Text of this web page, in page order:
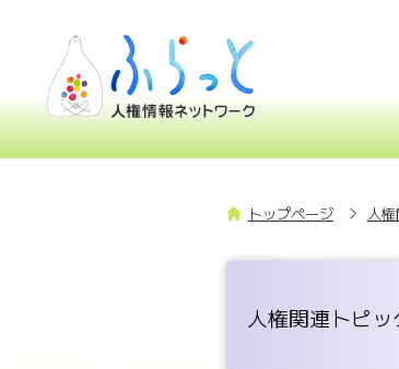
トップページ 人
人権関連トピッ